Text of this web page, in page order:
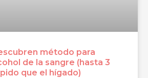
método para
de la sangre (hasta 3
que el hígado)